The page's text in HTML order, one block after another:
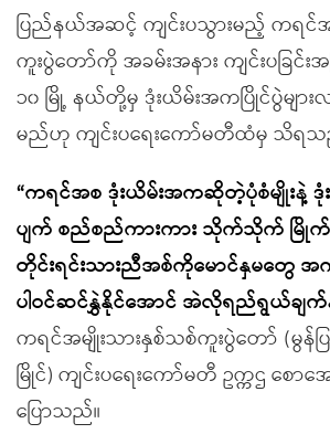
ပြည်နယ်အဆင့် ကျင်းပသွားမည့် ကရင်အ
ကူးပွဲတော်ကို အခမ်းအနား ကျင်းပခြင်း
၁၀ မြို့ နယ်တို့မှ ဒုံးယိမ်းအကပြိုင်ပွဲများ
မည်ဟု ကျင်းပရေးကော်မတီထံမှ သိရ
“ကရင်အစ ဒုံးယိမ်းအကဆိုတဲ့ပုံစံမျိုးနဲ့ ဒုံ
ပျက် စည်စည်ကားကား သိုက်သိုက် မြို
တိုင်းရင်းသားညီအစ်ကိုမောင်နှမတွ
ပါဝင်ဆင်နွှဲနိုင်အောင် အဲလိုရည်ရွယ်ချက်
ကရင်အမျိုးသားနှစ်သစ်ကူးပွဲတော် (မွန်
မြိုင်) ကျင်းပရေးကော်မတီ ဥက္ကဌ စော
ပြောသည်။